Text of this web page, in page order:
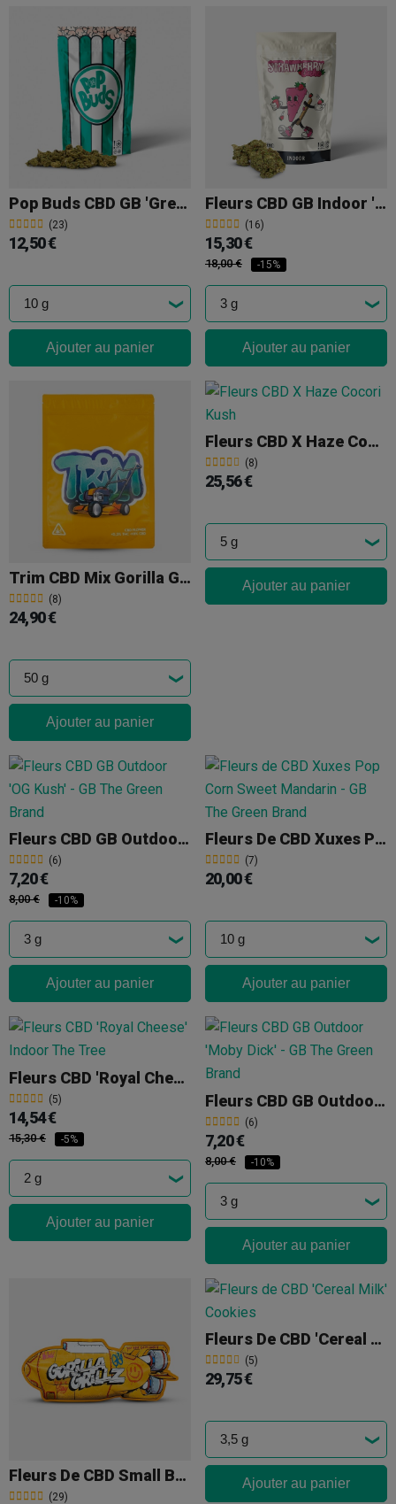
Pop Buds CBD GB 'Green Flavour'
(23)
12,50 €
Ajouter au panier
Fleurs CBD GB Indoor 'Strawberry Cake'
(16)
15,30 €
18,00 € -15%
Ajouter au panier
Trim CBD Mix Gorilla Grillz
(8)
24,90 €
Ajouter au panier
Fleurs CBD X Haze Cocori Kush
(8)
25,56 €
Ajouter au panier
Fleurs CBD GB Outdoor 'OG Kush'
(6)
7,20 €
8,00 € -10%
Ajouter au panier
Fleurs De CBD Xuxes Pop Corn 'Sweet Mandarin'
(7)
20,00 €
Ajouter au panier
Fleurs CBD 'Royal Cheese' Indoor The Tree
(5)
14,54 €
15,30 € -5%
Ajouter au panier
Fleurs CBD GB Outdoor 'Moby Dick'
(6)
7,20 €
8,00 € -10%
Ajouter au panier
Fleurs De CBD Small Buds Gorilla Grillz
(29)
Fleurs De CBD 'Cereal Milk' Cookies
(5)
29,75 €
Ajouter au panier